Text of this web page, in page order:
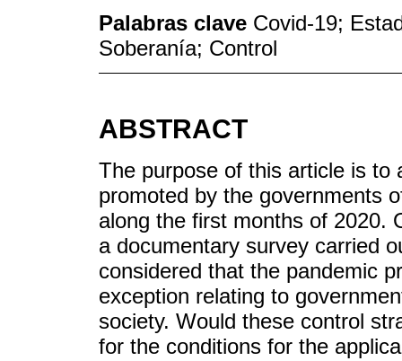
Palabras clave Covid-19;
Soberanía; Control
ABSTRACT
The purpose of this article is to
promoted by the governments
along the first months of 2020.
a documentary survey carried
considered that the pandemic
exception relating to
society. Would these control
for the conditions for the